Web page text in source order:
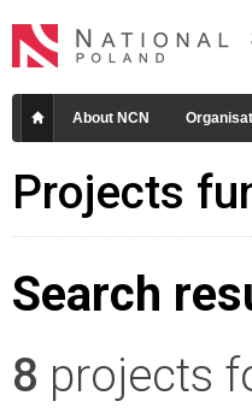
About NCN
Projects
Search
8 projects